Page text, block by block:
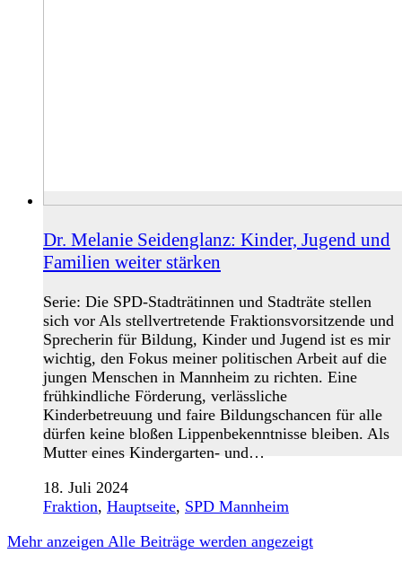
Dr. Melanie Seidenglanz: Kinder, Jugend und
Familien weiter stärken
Serie: Die SPD-Stadträtinnen und Stadträte stellen
sich vor Als stellvertretende Fraktionsvorsitzende und
Sprecherin für Bildung, Kinder und Jugend ist es mir
wichtig, den Fokus meiner politischen Arbeit auf die
jungen Menschen in Mannheim zu richten. Eine
frühkindliche Förderung, verlässliche
Kinderbetreuung und faire Bildungschancen für alle
dürfen keine bloßen Lippenbekenntnisse bleiben. Als
Mutter eines Kindergarten- und…
18. Juli 2024
Fraktion, Hauptseite, SPD Mannheim
Mehr anzeigen Alle Beiträge werden angezeigt